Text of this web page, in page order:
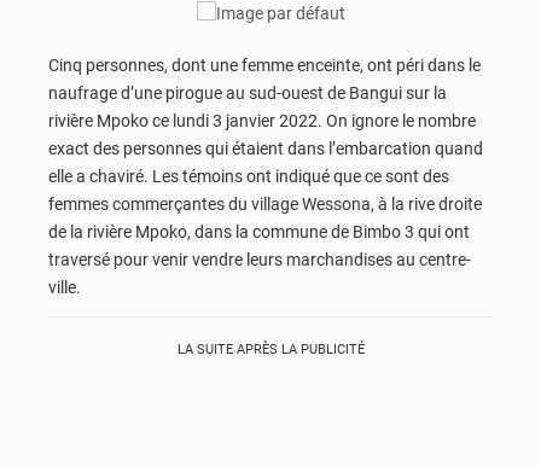
Cinq personnes, dont une femme enceinte, ont péri dans le
naufrage d’une pirogue au sud-ouest de Bangui sur la
rivière Mpoko ce lundi 3 janvier 2022. On ignore le nombre
exact des personnes qui étaient dans l’embarcation quand
elle a chaviré. Les témoins ont indiqué que ce sont des
femmes commerçantes du village Wessona, à la rive droite
de la rivière Mpoko, dans la commune de Bimbo 3 qui ont
traversé pour venir vendre leurs marchandises au centre-
ville.
LA SUITE APRÈS LA PUBLICITÉ